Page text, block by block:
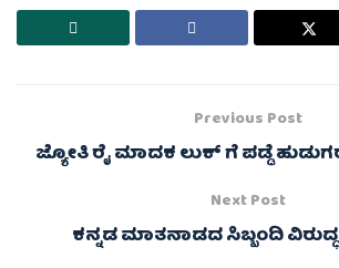
Previous Post
ಜ್ಯೋತಿ ರೈ ಮಾದಕ ಲುಕ್ ಗೆ ಪಡ್ಡೆ
Next Post
ಕನ್ನಡ ಮಾತನಾಡದ ಸಿಬ್ಬಂದಿ